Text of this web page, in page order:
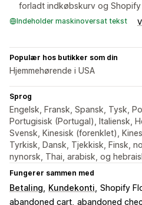
forladt indkøbskurv og Shopify
Indeholder maskinoversat tekst
Populær hos butikker som din
Hjemmehørende i USA
Sprog
Engelsk, Fransk, Spansk, Tysk,
Portugisisk (Portugal), Italiensk,
Svensk, Kinesisk (forenklet),
Tyrkisk, Dansk, Tjekkisk, Finsk,
nynorsk, Thai, arabisk, og
Fungerer sammen med
Betaling Kundekonti Shopify
abandoned cart abandoned